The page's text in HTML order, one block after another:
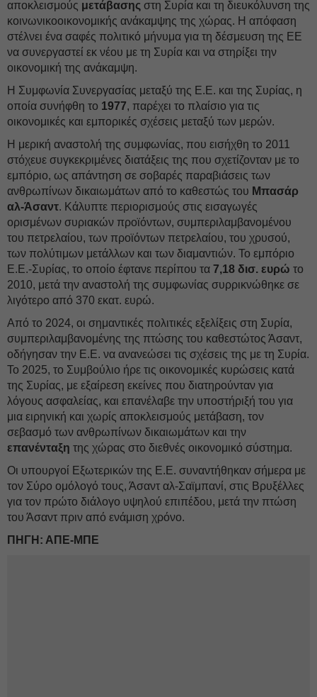
αποκλεισμούς μετάβασης στη Συρία και τη διευκόλυνση της
κοινωνικοοικονομικής ανάκαμψης της χώρας. Η απόφαση
στέλνει ένα σαφές πολιτικό μήνυμα για τη δέσμευση της ΕΕ
να συνεργαστεί εκ νέου με τη Συρία και να στηρίξει την
οικονομική της ανάκαμψη.
Η Συμφωνία Συνεργασίας μεταξύ της Ε.Ε. και της Συρίας, η
οποία συνήφθη το 1977, παρέχει το πλαίσιο για τις
οικονομικές και εμπορικές σχέσεις μεταξύ των μερών.
Η μερική αναστολή της συμφωνίας, που εισήχθη το 2011
στόχευε συγκεκριμένες διατάξεις της που σχετίζονταν με το
εμπόριο, ως απάντηση σε σοβαρές παραβιάσεις των
ανθρωπίνων δικαιωμάτων από το καθεστώς του Μπασάρ
αλ-Άσαντ. Κάλυπτε περιορισμούς στις εισαγωγές
ορισμένων συριακών προϊόντων, συμπεριλαμβανομένου
του πετρελαίου, των προϊόντων πετρελαίου, του χρυσού,
των πολύτιμων μετάλλων και των διαμαντιών. Το εμπόριο
Ε.Ε.-Συρίας, το οποίο έφτανε περίπου τα 7,18 δισ. ευρώ το
2010, μετά την αναστολή της συμφωνίας συρρικνώθηκε σε
λιγότερο από 370 εκατ. ευρώ.
Από το 2024, οι σημαντικές πολιτικές εξελίξεις στη Συρία,
συμπεριλαμβανομένης της πτώσης του καθεστώτος Άσαντ,
οδήγησαν την Ε.Ε. να ανανεώσει τις σχέσεις της με τη Συρία.
Το 2025, το Συμβούλιο ήρε τις οικονομικές κυρώσεις κατά
της Συρίας, με εξαίρεση εκείνες που διατηρούνταν για
λόγους ασφαλείας, και επανέλαβε την υποστήριξή του για
μια ειρηνική και χωρίς αποκλεισμούς μετάβαση, τον
σεβασμό των ανθρωπίνων δικαιωμάτων και την
επανένταξη της χώρας στο διεθνές οικονομικό σύστημα.
Οι υπουργοί Εξωτερικών της Ε.Ε. συναντήθηκαν σήμερα με
τον Σύρο ομόλογό τους, Άσαντ αλ-Σαϊμπανί, στις Βρυξέλλες
για τον πρώτο διάλογο υψηλού επιπέδου, μετά την πτώση
του Άσαντ πριν από ενάμιση χρόνο.
ΠΗΓΗ: ΑΠΕ-ΜΠΕ